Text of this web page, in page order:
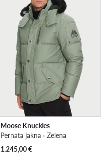
Moose Knuckles
Pernata jakna · Zelena
1.245,00€